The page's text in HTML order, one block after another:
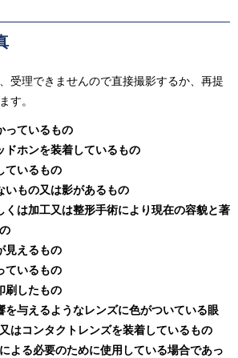
受理できませんので直接撮影するか、再提
す。
っているもの
ドホンを装着しているもの
ているもの
いもの又は影があるもの
くは加工又は整形手術により現在の容貌と著
見えるもの
ているもの
刷したもの
を与えるようなレンズに色がついている眼
はコンタクトレンズを装着しているもの
による必要のために使用している場合であっ